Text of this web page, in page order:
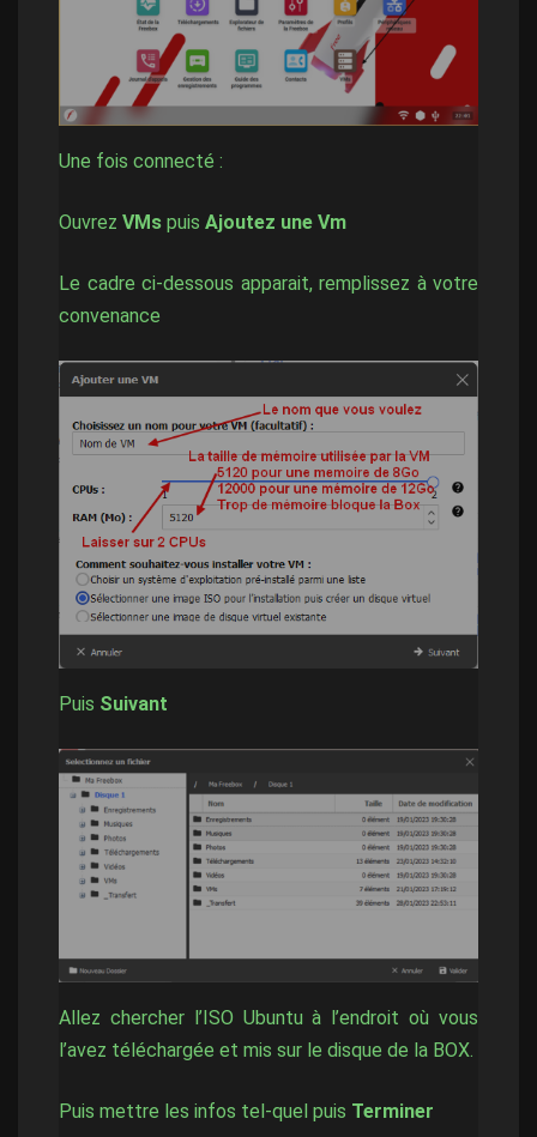
Une fois connecté :
Ouvrez VMs puis Ajoutez une Vm
Le cadre ci-dessous apparait, remplissez à votre
convenance
Puis Suivant
Allez chercher l’ISO Ubuntu à l’endroit où vous
l’avez téléchargée et mis sur le disque de la BOX.
Puis mettre les infos tel-quel puis Terminer